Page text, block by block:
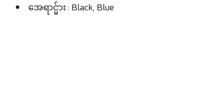
အေရာင္မ်ား : Black, Blue